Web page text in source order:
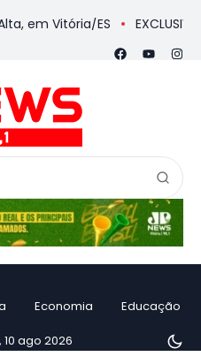
ES EXCLUSIVA:
Economia Educação
ago 2026